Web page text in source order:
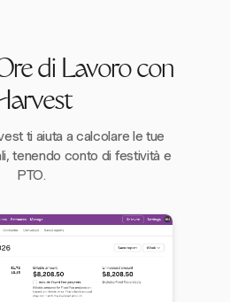
di Lavoro con
ti aiuta a calcolare le tue
tenendo conto di festività e
PTO.